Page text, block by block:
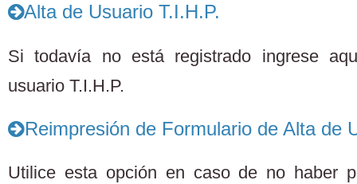
Alta de Usuario T.I.H.P.
Si todavía no está registrado ingrese
usuario T.I.H.P.
Reimpresión de Formulario de Alta de
Utilice esta opción en caso de no haber